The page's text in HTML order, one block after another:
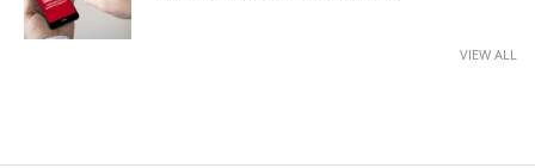
VIEW ALL